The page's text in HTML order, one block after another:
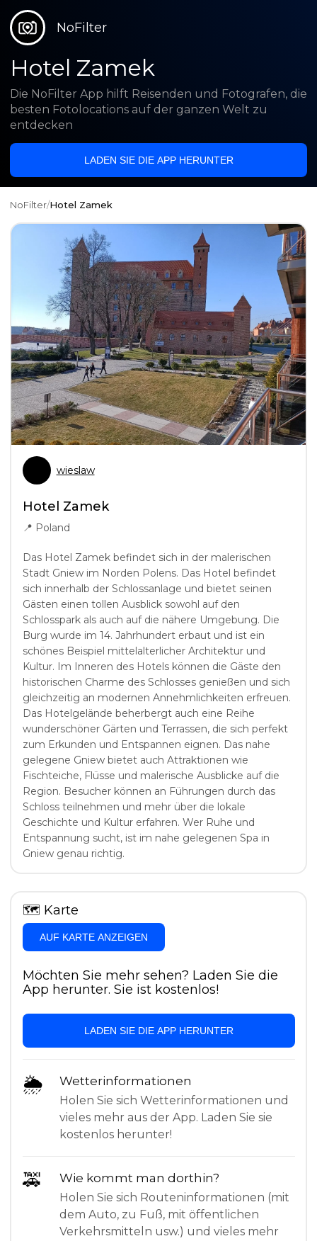
NoFilter
Hotel Zamek
Die NoFilter App hilft Reisenden und Fotografen, die
besten Fotolocations auf der ganzen Welt zu
entdecken
LADEN SIE DIE APP HERUNTER
NoFilter/Hotel Zamek
wieslaw
Hotel Zamek
📍 Poland
Das Hotel Zamek befindet sich in der malerischen
Stadt Gniew im Norden Polens. Das Hotel befindet
sich innerhalb der Schlossanlage und bietet seinen
Gästen einen tollen Ausblick sowohl auf den
Schlosspark als auch auf die nähere Umgebung. Die
Burg wurde im 14. Jahrhundert erbaut und ist ein
schönes Beispiel mittelalterlicher Architektur und
Kultur. Im Inneren des Hotels können die Gäste den
historischen Charme des Schlosses genießen und sich
gleichzeitig an modernen Annehmlichkeiten erfreuen.
Das Hotelgelände beherbergt auch eine Reihe
wunderschöner Gärten und Terrassen, die sich perfekt
zum Erkunden und Entspannen eignen. Das nahe
gelegene Gniew bietet auch Attraktionen wie
Fischteiche, Flüsse und malerische Ausblicke auf die
Region. Besucher können an Führungen durch das
Schloss teilnehmen und mehr über die lokale
Geschichte und Kultur erfahren. Wer Ruhe und
Entspannung sucht, ist im nahe gelegenen Spa in
Gniew genau richtig.
🗺 Karte
AUF KARTE ANZEIGEN
Möchten Sie mehr sehen? Laden Sie die
App herunter. Sie ist kostenlos!
LADEN SIE DIE APP HERUNTER
🌦 Wetterinformationen
Holen Sie sich Wetterinformationen und
vieles mehr aus der App. Laden Sie sie
kostenlos herunter!
🚕 Wie kommt man dorthin?
Holen Sie sich Routeninformationen (mit
dem Auto, zu Fuß, mit öffentlichen
Verkehrsmitteln usw.) und vieles mehr